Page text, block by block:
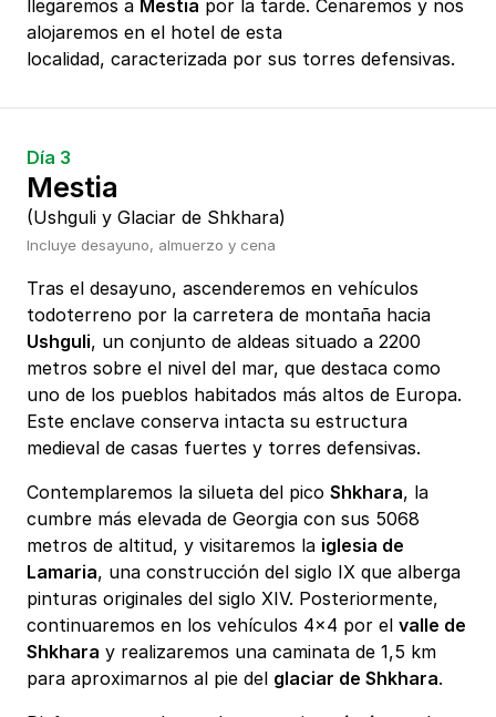
llegaremos a Mestia por la tarde. Cenaremos y nos
alojaremos en el hotel de esta
localidad, caracterizada por sus torres defensivas.
Día 3
Mestia
(Ushguli y Glaciar de Shkhara)
Incluye desayuno, almuerzo y cena
Tras el desayuno, ascenderemos en vehículos
todoterreno por la carretera de montaña hacia
Ushguli, un conjunto de aldeas situado a 2200
metros sobre el nivel del mar, que destaca como
uno de los pueblos habitados más altos de Europa.
Este enclave conserva intacta su estructura
medieval de casas fuertes y torres defensivas.
Contemplaremos la silueta del pico Shkhara, la
cumbre más elevada de Georgia con sus 5068
metros de altitud, y visitaremos la iglesia de
Lamaria, una construcción del siglo IX que alberga
pinturas originales del siglo XIV. Posteriormente,
continuaremos en los vehículos 4x4 por el valle de
Shkhara y realizaremos una caminata de 1,5 km
para aproximarnos al pie del glaciar de Shkhara.